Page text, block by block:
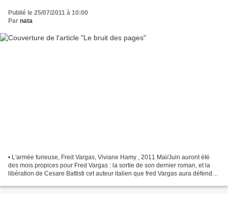
Publié le 25/07/2011 à 10:00
Par nata
• L'armée furieuse, Fred Vargas, Viviane Hamy , 2011 Mai/Juin auront été
des mois propices pour Fred Vargas : la sortie de son dernier roman, et la
libération de Cesare Battisti cet auteur italien que fred Vargas aura défendu